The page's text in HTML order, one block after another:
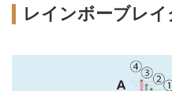
レインボーブレイ